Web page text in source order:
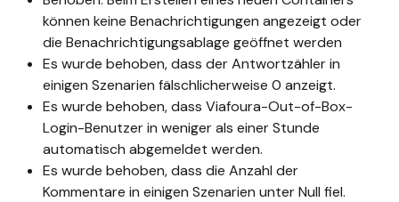
können keine Benachrichtigungen angezeigt oder
die Benachrichtigungsablage geöffnet werden
Es wurde behoben, dass der Antwortzähler in
einigen Szenarien fälschlicherweise 0 anzeigt.
Es wurde behoben, dass Viafoura-Out-of-Box-
Login-Benutzer in weniger als einer Stunde
automatisch abgemeldet werden.
Es wurde behoben, dass die Anzahl der
Kommentare in einigen Szenarien unter Null fiel.